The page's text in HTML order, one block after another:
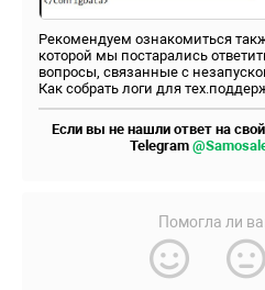
Рекомендуем ознакомиться
которой мы постарались
вопросы, связанные с
Как собрать логи для
Если вы не нашли ответ на
Telegram
Помогла ли